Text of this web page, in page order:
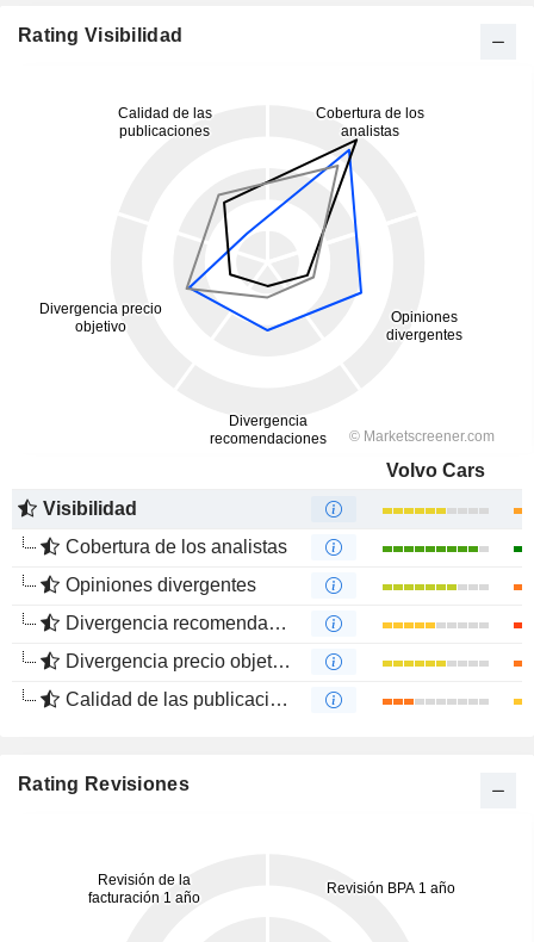
Rating Visibilidad
Volvo Cars
Visibilidad
Cobertura de los analistas
Opiniones divergentes
Divergencia recomendaciones analistas
Divergencia precio objetivo
Calidad de las publicaciones
Rating Revisiones